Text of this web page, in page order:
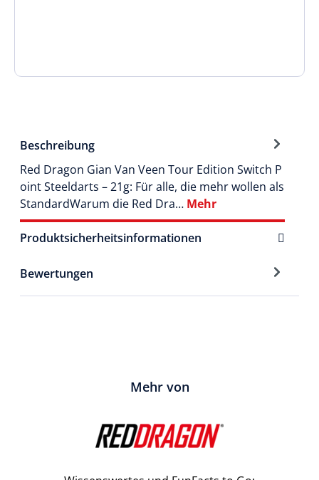
Beschreibung
Red Dragon Gian Van Veen Tour Edition Switch P
oint Steeldarts – 21g: Für alle, die mehr wollen als
StandardWarum die Red Dra… Mehr
Produktsicherheitsinformationen
Bewertungen
Mehr von